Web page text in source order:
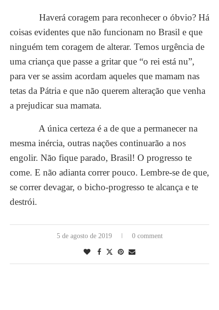
Haverá coragem para reconhecer o óbvio? Há
coisas evidentes que não funcionam no Brasil e que
ninguém tem coragem de alterar. Temos urgência de
uma criança que passe a gritar que “o rei está nu”,
para ver se assim acordam aqueles que mamam nas
tetas da Pátria e que não querem alteração que venha
a prejudicar sua mamata.
A única certeza é a de que a permanecer na
mesma inércia, outras nações continuarão a nos
engolir. Não fique parado, Brasil! O progresso te
come. E não adianta correr pouco. Lembre-se de que,
se correr devagar, o bicho-progresso te alcança e te
destrói.
5 de agosto de 2019 0 comment